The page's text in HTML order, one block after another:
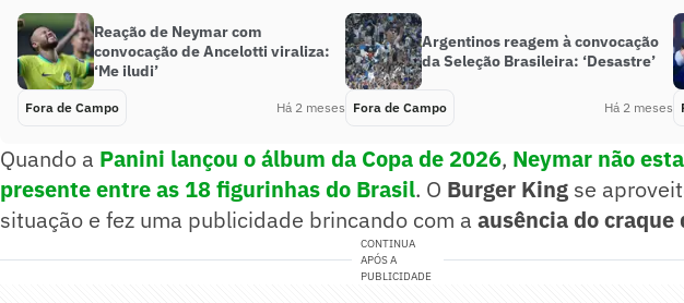
Reação de Neymar com
convocação de Ancelotti viraliza:
‘Me iludi’
Fora de Campo Há 2 meses
Argentinos reagem à convocação
da Seleção Brasileira: ‘Desastre’
Fora de Campo Há 2 meses
Quando a Panini lançou oálbum da Copa de 2026, Neymar não
presente entre as 18 figurinhas do Brasil. O Burger King se
situação e fez uma publicidade brincando com a ausência do craque
CONTINUA
APÓS A
PUBLICIDADE